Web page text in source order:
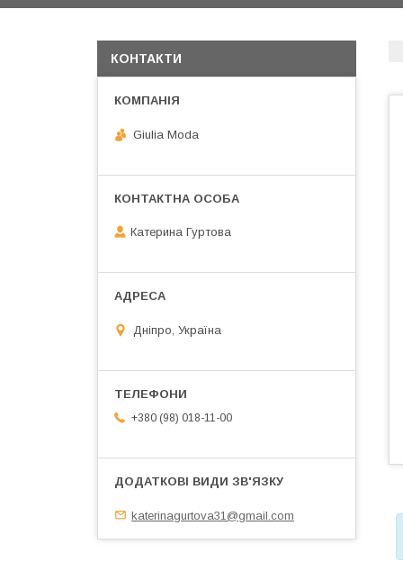
КОНТАКТИ
Giulia Moda
Катерина Гуртова
Дніпро, Україна
+380 (98) 018-11-00
katerinagurtova31@gmail.com